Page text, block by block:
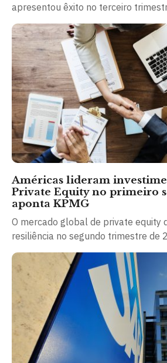
apresentou êxito no terceiro
Américas lideram
Private Equity no primeiro
aponta KPMG
O mercado global de private equity
resiliência no segundo trimestre de